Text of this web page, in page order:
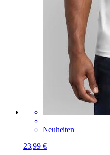
Neuheiten
23,99 €